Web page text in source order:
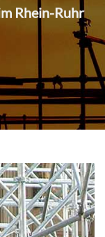
Rhein-Ruhr